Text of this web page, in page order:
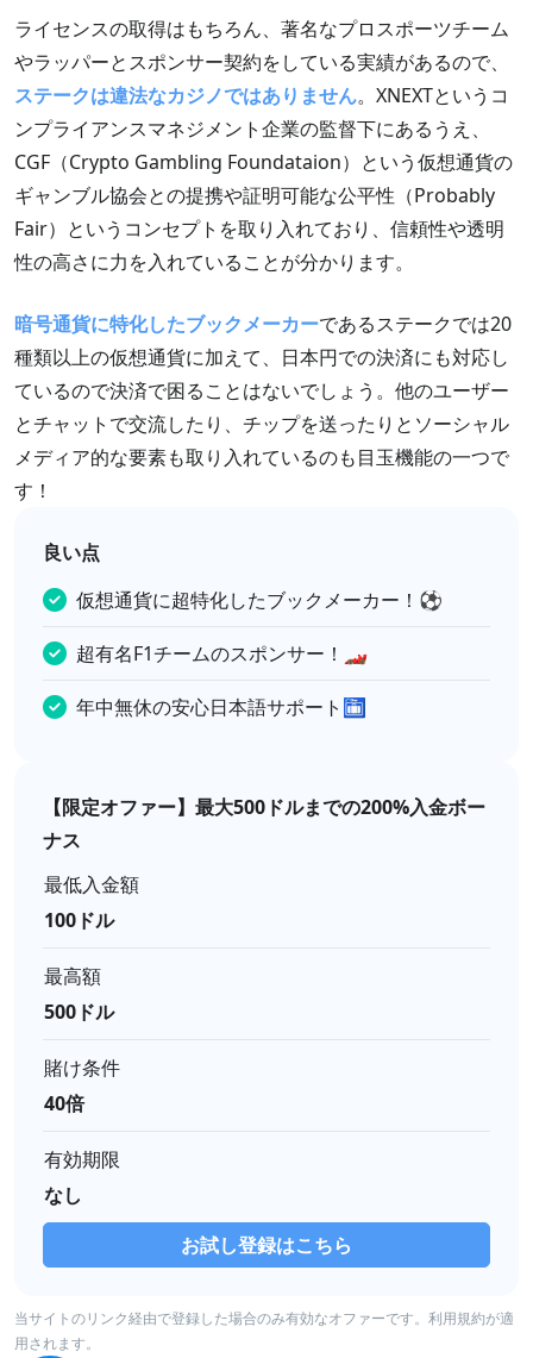
ライセンスの取得はもちろん、著名なプロスポーツチーム
やラッパーとスポンサー契約をしている実績があるので、
ステークは違法なカジノではありません。XNEXTというコ
ンプライアンスマネジメント企業の監督下にあるうえ、
CGF（Crypto Gambling Foundataion）という仮想通貨の
ギャンブル協会との提携や証明可能な公平性（Probably
Fair）というコンセプトを取り入れており、信頼性や透明
性の高さに力を入れていることが分かります。
暗号通貨に特化したブックメーカーであるステークでは20
種類以上の仮想通貨に加えて、日本円での決済にも対応し
ているので決済で困ることはないでしょう。他のユーザー
とチャットで交流したり、チップを送ったりとソーシャル
メディア的な要素も取り入れているのも目玉機能の一つで
す！
良い点
仮想通貨に超特化したブックメーカー！⚽
超有名F1チームのスポンサー！🏎️
年中無休の安心日本語サポート🛅
【限定オファー】最大500ドルまでの200%入金ボー
ナス
最低入金額
100ドル
最高額
500ドル
賭け条件
40倍
有効期限
なし
お試し登録はこちら
当サイトのリンク経由で登録した場合のみ有効なオファーです。利用規約が適
用されます。